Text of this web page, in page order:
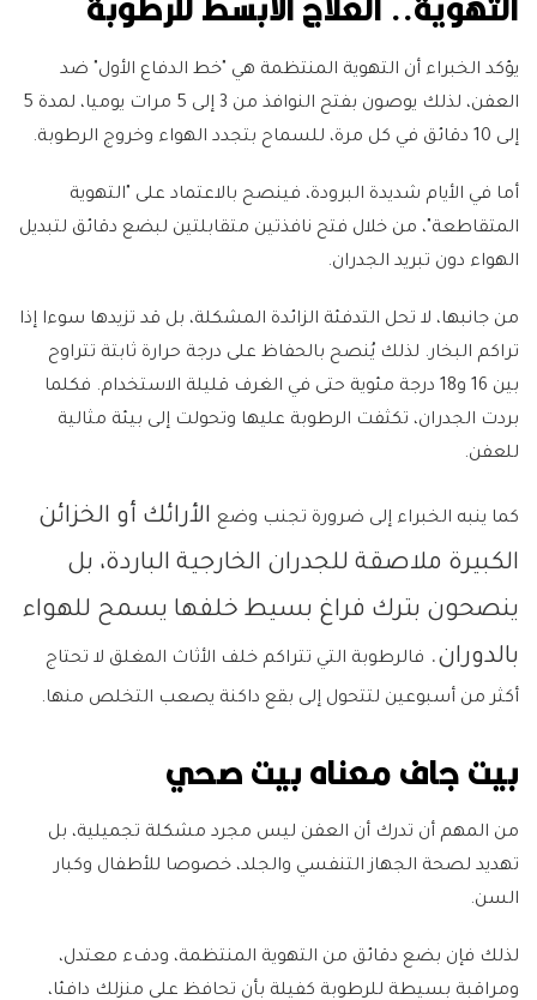
يؤكد الخبراء أن التهوية المنتظمة هي "خط الدفاع الأول" ضد
العفن، لذلك يوصون بفتح النوافذ من 3 إلى 5 مرات يوميا، لمدة 5
إلى 10 دقائق في كل مرة، للسماح بتجدد الهواء وخروج الرطوبة.
أما في الأيام شديدة البرودة، فينصح بالاعتماد على "التهوية
المتقاطعة"، من خلال فتح نافذتين متقابلتين لبضع دقائق لتبديل
الهواء دون تبريد الجدران.
من جانبها، لا تحل التدفئة الزائدة المشكلة، بل قد تزيدها سوءا إذا
تراكم البخار. لذلك يُنصح بالحفاظ على درجة حرارة ثابتة تتراوح
بين 16 و18 درجة مئوية حتى في الغرف قليلة الاستخدام. فكلما
بردت الجدران، تكثفت الرطوبة عليها وتحولت إلى بيئة مثالية
للعفن.
كما ينبه الخبراء إلى ضرورة تجنب وضع الأرائك أو الخزائن
الكبيرة ملاصقة للجدران الخارجية الباردة، بل
ينصحون بترك فراغ بسيط خلفها يسمح للهواء
بالدوران. فالرطوبة التي تتراكم خلف الأثاث المغلق لا تحتاج
أكثر من أسبوعين لتتحول إلى بقع داكنة يصعب التخلص منها.
بيت جاف معناه بيت صحي
من المهم أن تدرك أن العفن ليس مجرد مشكلة تجميلية، بل
تهديد لصحة الجهاز التنفسي والجلد، خصوصا للأطفال وكبار
السن.
لذلك فإن بضع دقائق من التهوية المنتظمة، ودفء معتدل،
ومراقبة بسيطة للرطوبة كفيلة بأن تحافظ على منزلك دافئا،